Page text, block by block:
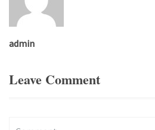
admin
Leave Comment